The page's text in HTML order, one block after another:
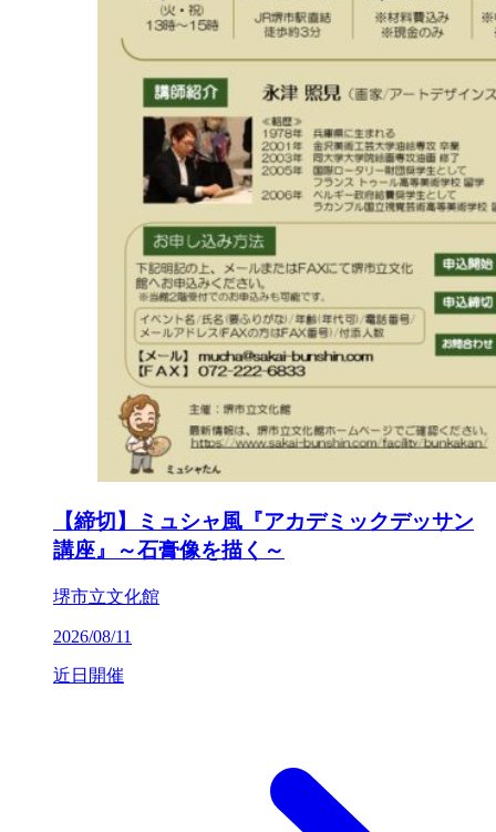
【締切】ミュシャ風『アカデミックデッサン
講座』～石膏像を描く～
堺市立文化館
2026/08/11
近日開催